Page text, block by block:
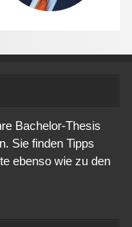
Bachelor-Thesis
Sie finden Tipps
ebenso wie zu den